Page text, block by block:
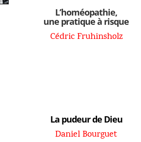
L’homéopathie,
une pratique à risque
Cédric Fruhinsholz
La pudeur de Dieu
Daniel Bourguet